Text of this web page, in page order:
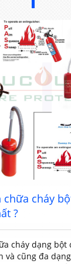
cháy
?
cháy dạng bột
và cũng đa